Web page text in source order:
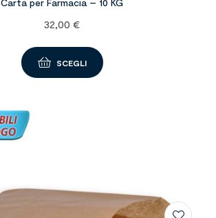
Carta per Farmacia – 10 KG
32,00 €
SCEGLI